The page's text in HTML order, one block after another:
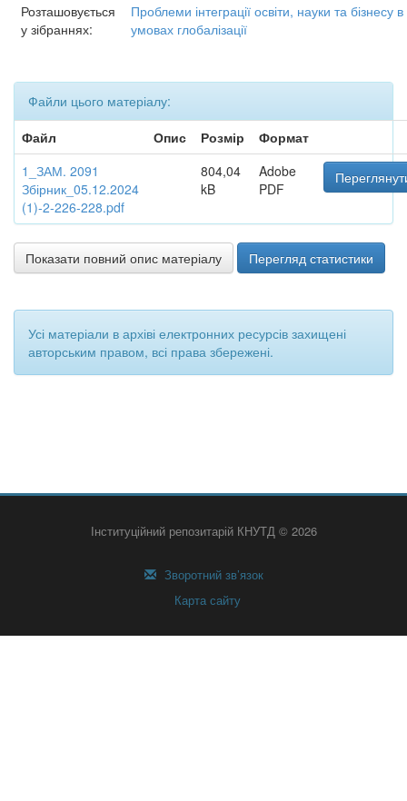
Розташовується
у зібраннях:
Проблеми інтеграції освіти, науки та бізнесу в
умовах глобалізації
Файли цього матеріалу:
Файл
Опис Розмір
Формат
1_ЗАМ. 2091
Збірник_05.12.2024
(1)-2-226-228.pdf
804,04
kB
Adobe
PDF
Показати повний опис матеріалу Перегляд статистики
Усі матеріали в архіві електронних ресурсів захищені
авторським правом, всі права збережені.
Інституційний репозитарій КНУТД © 2026
Зворотний зв’язок
Карта сайту